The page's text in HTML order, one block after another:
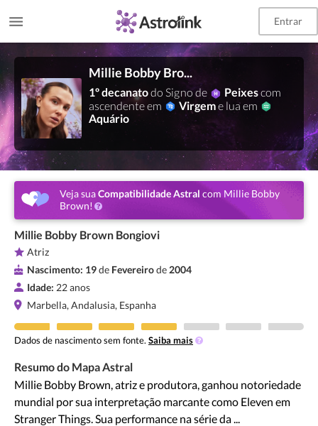
Entrar
Millie Bobby Brown
1º decanatodo Signo de Peixescom
ascendente em
Virgeme lua em
Aquário
Veja suaCompatibilidade Astral com Millie Bobby
Brown!
Millie Bobby Brown Bongiovi
Atriz
Nascimento: 19de Fevereirode 2004
Idade: 22 anos
Marbella, Andalusia, Espanha
Dados de nascimento sem fonte. Saiba mais
Resumo do Mapa Astral
Millie Bobby Brown, atriz e produtora, ganhou notoriedade
mundial por sua interpretação marcante como Eleven em
Stranger Things. Sua performance na série da ...